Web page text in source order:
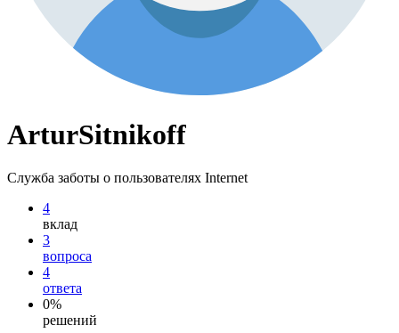
ArturSitnikoff
Служба заботы о пользователях Internet
4
вклад
3
вопроса
4
ответа
0%
решений